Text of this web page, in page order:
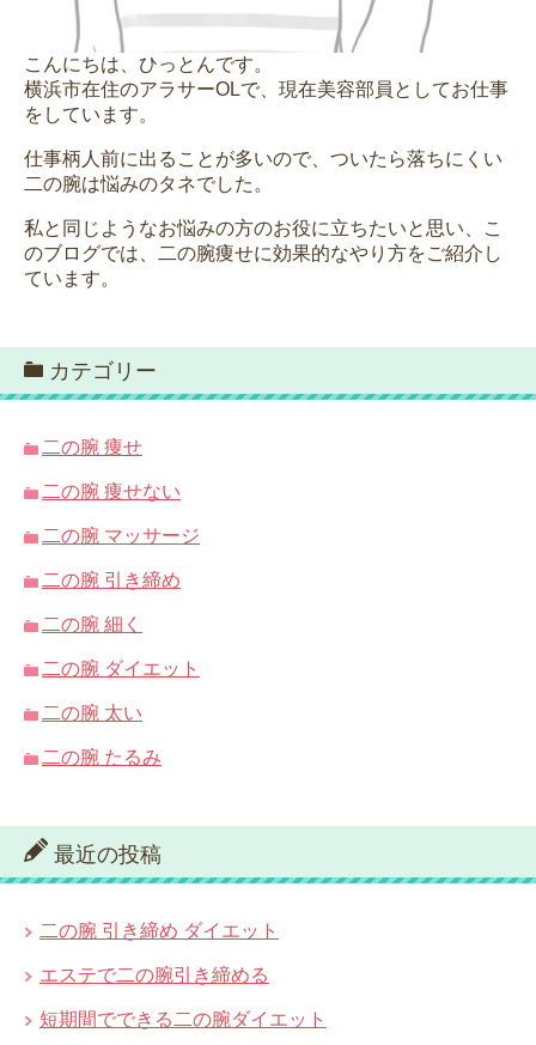
こんにちは、ひっとんです。
横浜市在住のアラサーOLで、現在美容部員としてお仕事
をしています。
仕事柄人前に出ることが多いので、ついたら落ちにくい
二の腕は悩みのタネでした。
私と同じようなお悩みの方のお役に立ちたいと思い、こ
のブログでは、二の腕痩せに効果的なやり方をご紹介し
ています。
カテゴリー
二の腕 痩せ
二の腕 痩せない
二の腕 マッサージ
二の腕 引き締め
二の腕 細く
二の腕 ダイエット
二の腕 太い
二の腕 たるみ
最近の投稿
二の腕 引き締め ダイエット
エステで二の腕引き締める
短期間でできる二の腕ダイエット